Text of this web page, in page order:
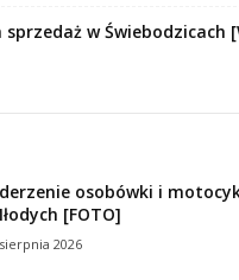
w Świebodzicach
osobówki i
[FOTO]
2026